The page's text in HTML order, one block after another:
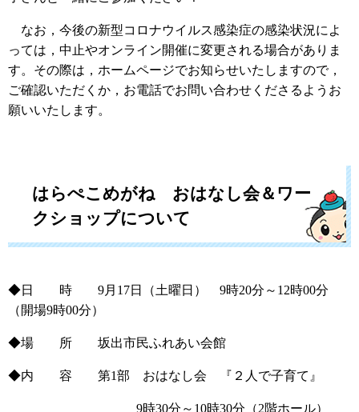
なお，今後の新型コロナウイルス感染症の感染状況によ
っては，中止やオンライン開催に変更される場合がありま
す。その際は，ホームページでお知らせいたしますので，
ご確認いただくか，お電話でお問い合わせくださるようお
願いいたします。
はらぺこめがね おはなし会＆ワー
クショップについて
◆日 時 9月17日（土曜日） 9時20分～12時00分
（開場9時00分）
◆場 所 坂出市民ふれあい会館
◆内 容 第1部 おはなし会 『２人で子育て』
9時30分～10時30分（2階ホール）